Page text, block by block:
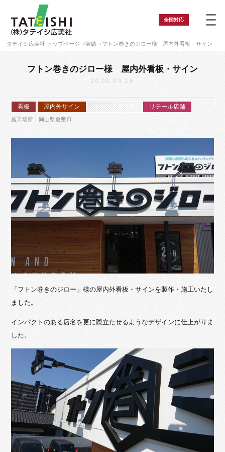
全国対応
タテイシ広美社 トップページ 実績 フトン巻きのジロー様 屋内外看板・サイン
フトン巻きのジロー様 屋内外看板・サイン
2020.09.16
看板 屋内外サイン チャンネル文字 リテール店舗
施工場所：岡山県倉敷市
「フトン巻きのジロー」様の屋内外看板・サインを製作・施工いたし
ました。
インパクトのある店名を更に際立たせるようなデザインに仕上がりま
した。